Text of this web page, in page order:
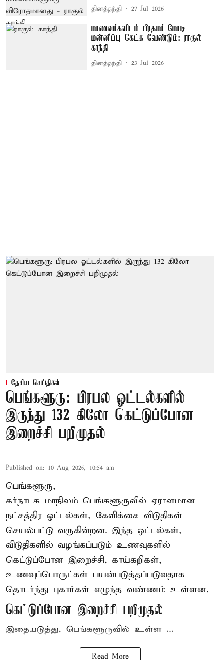
தினத்தந்தி 27 Jul 2026
மாணவர்களிடம் பிரதமர் மோடி
மன்னிப்பு கேட்க வேண்டும்: ராகுல்
காந்தி
தினத்தந்தி 23 Jul 2026
தேசிய செய்திகள்
பெங்களூரு: பிரபல ஓட்டல்களில்
இருந்து 132 கிலோ கெட்டுப்போன
இறைச்சி பறிமுதல்
Published on: 10 Aug 2026, 10:54 am
பெங்களூரு,
கர்நாடக மாநிலம் பெங்களூருவில் ஏராளமான
நட்சத்திர ஓட்டல்கள், கேளிக்கை விடுதிகள்
செயல்பட்டு வருகின்றன. இந்த ஓட்டல்கள்,
விடுதிகளில் வழங்கப்படும் உணவுகளில்
கெட்டுப்போன இறைச்சி, காய்கறிகள்,
உணவுப்பொருட்கள் பயன்படுத்தப்படுவதாக
தொடர்ந்து புகார்கள் எழுந்த வண்ணம் உள்ளன.
கெட்டுப்போன இறைச்சி பறிமுதல்
இதையடுத்து, பெங்களூருவில் உள்ள ...
Read More